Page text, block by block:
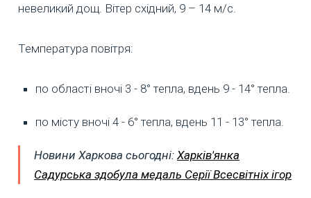
невеликий дощ. Вітер східний, 9 – 14 м/с.
Температура повітря:
по області вночі 3 - 8° тепла, вдень 9 - 14° тепла.
по місту вночі 4 - 6° тепла, вдень 11 - 13° тепла.
Новини Харкова сьогодні: Харків'янка
Садурська здобула медаль Серії Всесвітніх ігор